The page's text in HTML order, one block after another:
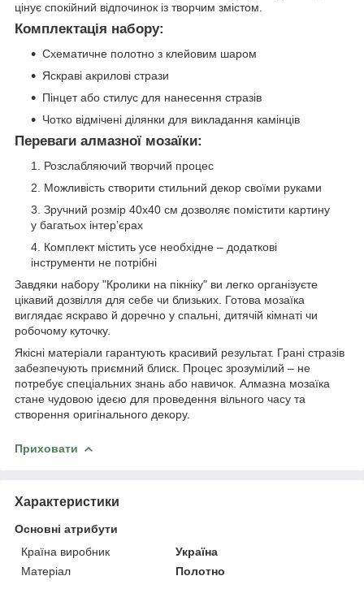
цінує спокійний відпочинок із творчим змістом.
Комплектація набору:
Схематичне полотно з клейовим шаром
Яскраві акрилові стрази
Пінцет або стилус для нанесення стразів
Чотко відмічені ділянки для викладання камінців
Переваги алмазної мозаїки:
Розслабляючий творчий процес
Можливість створити стильний декор своїми руками
Зручний розмір 40х40 см дозволяє помістити картину
у багатьох інтер’єрах
Комплект містить усе необхідне – додаткові
інструменти не потрібні
Завдяки набору "Кролики на пікніку" ви легко організуєте
цікавий дозвілля для себе чи близьких. Готова мозаїка
виглядає яскраво й доречно у спальні, дитячій кімнаті чи
робочому куточку.
Якісні матеріали гарантують красивий результат. Грані стразів
забезпечують приємний блиск. Процес зрозумілий – не
потребує спеціальних знань або навичок. Алмазна мозаїка
стане чудовою ідеєю для проведення вільного часу та
створення оригінального декору.
Приховати
Характеристики
Основні атрибути
Країна виробник
Україна
Матеріал
Полотно